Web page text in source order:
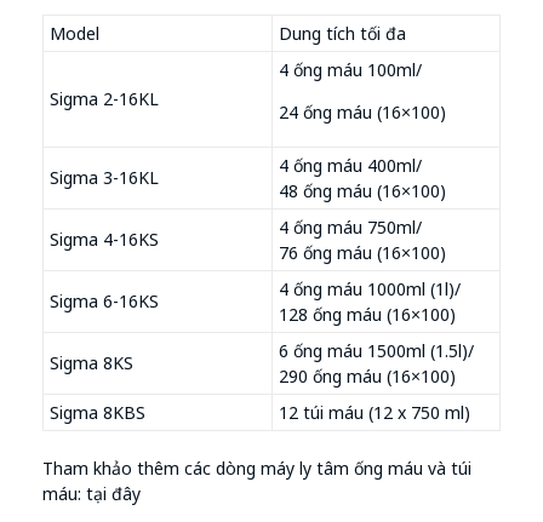
Model Dung tích tối đa
Sigma 2-16KL
4 ống máu 100ml/
24 ống máu (16×100)
Sigma 3-16KL
4 ống máu 400ml/
48 ống máu (16×100)
Sigma 4-16KS
4 ống máu 750ml/
76 ống máu (16×100)
Sigma 6-16KS
4 ống máu 1000ml (1l)/
128 ống máu (16×100)
Sigma 8KS
6 ống máu 1500ml (1.5l)/
290 ống máu (16×100)
Sigma 8KBS
12 túi máu (12 x 750 ml)
Tham khảo thêm các dòng máy ly tâm ống máu và túi
máu: tại đây